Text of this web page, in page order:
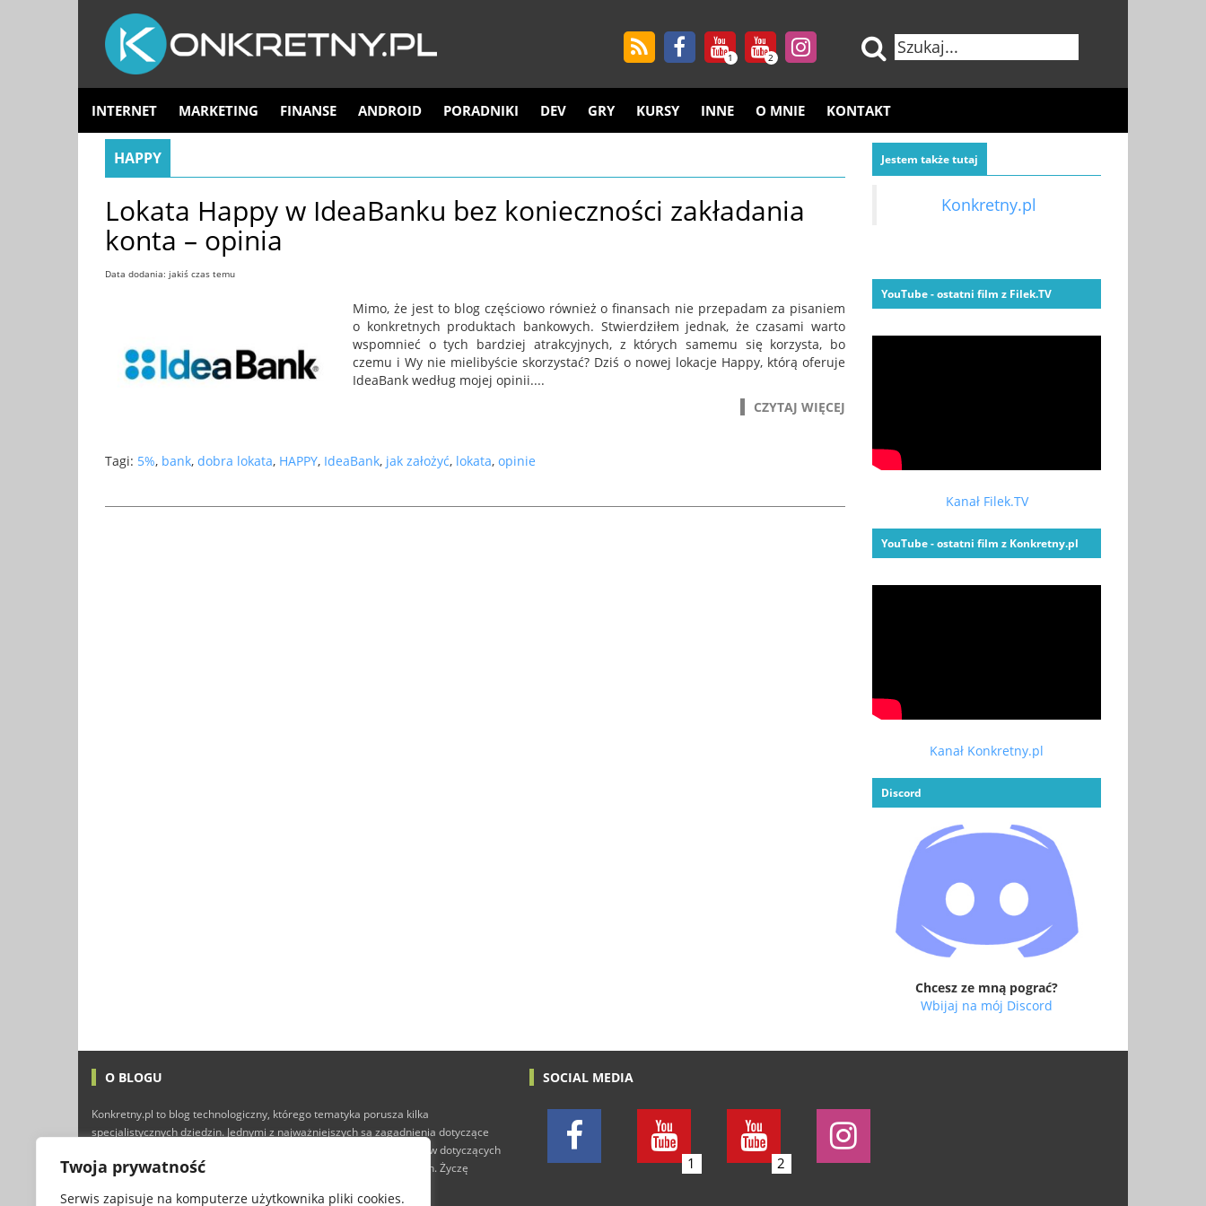
Twoja prywatność
Serwis zapisuje na komputerze użytkownika pliki cookies.
1 2
INTERNET MARKETING FINANSE ANDROID PORADNIKI DEV GRY KURSY INNE O MNIE KONTAKT
HAPPY
Lokata Happy w IdeaBanku bez konieczności zakładania
konta – opinia
Data dodania: jakiś czas temu
Mimo, że jest to blog częściowo również o finansach nie przepadam za pisaniem
o konkretnych produktach bankowych. Stwierdziłem jednak, że czasami warto
wspomnieć o tych bardziej atrakcyjnych, z których samemu się korzysta, bo
czemu i Wy nie mielibyście skorzystać? Dziś o nowej lokacje Happy, którą oferuje
IdeaBank według mojej opinii....
CZYTAJ WIĘCEJ
Tagi: 5%, bank, dobra lokata, HAPPY, IdeaBank, jak założyć, lokata, opinie
Jestem także tutaj
Konkretny.pl
YouTube - ostatni film z Filek.TV
Kanał Filek.TV
YouTube - ostatni film z Konkretny.pl
Kanał Konkretny.pl
Discord
Chcesz ze mną pograć?
Wbijaj na mój Discord
O BLOGU
Konkretny.pl to blog technologiczny, którego tematyka porusza kilka
specjalistycznych dziedzin. Jednymi z najważniejszych są zagadnienia dotyczące
technologii i Internetu, ale nie brakuje tutaj również typowych tekstów dotyczących
finansów, marketingu, programowania, a nawet gier komputerowych. Życzę
SOCIAL MEDIA
1 2